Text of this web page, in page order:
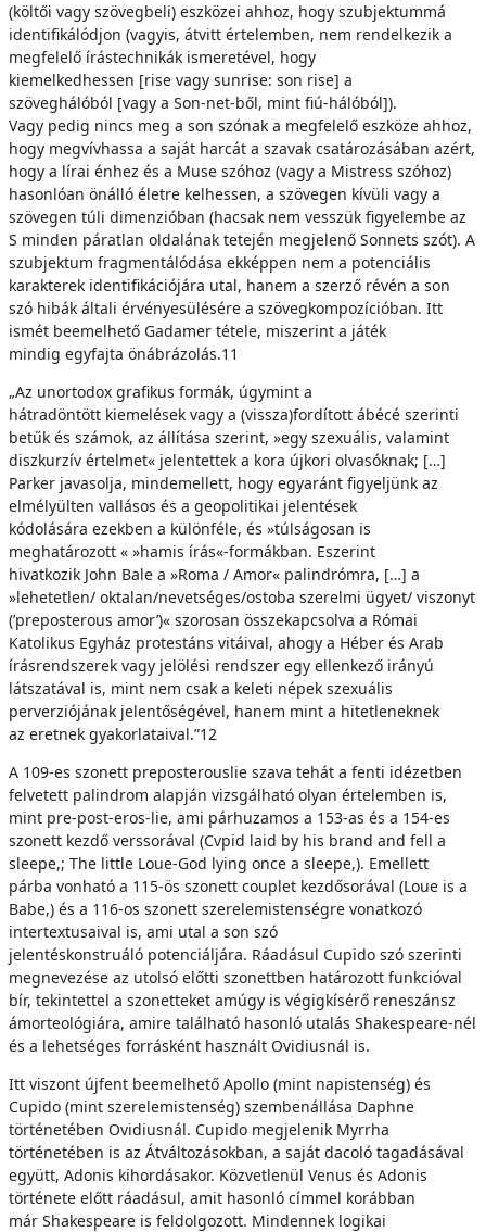
(költői vagy szövegbeli) eszközei ahhoz, hogy szubjektummá
identifikálódjon (vagyis, átvitt értelemben, nem rendelkezik a
megfelelő írástechnikák ismeretével, hogy
kiemelkedhessen [rise vagy sunrise: son rise] a
szöveghálóból [vagy a Son-net-ből, mint fiú-hálóból]).
Vagy pedig nincs meg a son szónak a megfelelő eszköze ahhoz,
hogy megvívhassa a saját harcát a szavak csatározásában azért,
hogy a lírai énhez és a Muse szóhoz (vagy a Mistress szóhoz)
hasonlóan önálló életre kelhessen, a szövegen kívüli vagy a
szövegen túli dimenzióban (hacsak nem vesszük figyelembe az
S minden páratlan oldalának tetején megjelenő Sonnets szót). A
szubjektum fragmentálódása ekképpen nem a potenciális
karakterek identifikációjára utal, hanem a szerző révén a son
szó hibák általi érvényesülésére a szövegkompozícióban. Itt
ismét beemelhető Gadamer tétele, miszerint a játék
mindig egyfajta önábrázolás.11
„Az unortodox grafikus formák, úgymint a
hátradöntött kiemelések vagy a (vissza)fordított ábécé szerinti
betűk és számok, az állítása szerint, »egy szexuális, valamint
diszkurzív értelmet« jelentettek a kora újkori olvasóknak; […]
Parker javasolja, mindemellett, hogy egyaránt figyeljünk az
elmélyülten vallásos és a geopolitikai jelentések
kódolására ezekben a különféle, és »túlságosan is
meghatározott « »hamis írás«-formákban. Eszerint
hivatkozik John Bale a »Roma / Amor« palindrómra, […] a
»lehetetlen/ oktalan/nevetséges/ostoba szerelmi ügyet/ viszonyt
(’preposterous amor’)« szorosan összekapcsolva a Római
Katolikus Egyház protestáns vitáival, ahogy a Héber és Arab
írásrendszerek vagy jelölési rendszer egy ellenkező irányú
látszatával is, mint nem csak a keleti népek szexuális
perverziójának jelentőségével, hanem mint a hitetleneknek
az eretnek gyakorlataival.”12
A 109-es szonett preposterouslie szava tehát a fenti idézetben
felvetett palindrom alapján vizsgálható olyan értelemben is,
mint pre-post-eros-lie, ami párhuzamos a 153-as és a 154-es
szonett kezdő verssorával (Cvpid laid by his brand and fell a
sleepe,; The little Loue-God lying once a sleepe,). Emellett
párba vonható a 115-ös szonett couplet kezdősorával (Loue is a
Babe,) és a 116-os szonett szerelemistenségre vonatkozó
intertextusaival is, ami utal a son szó
jelentéskonstruáló potenciáljára. Ráadásul Cupido szó szerinti
megnevezése az utolsó előtti szonettben határozott funkcióval
bír, tekintettel a szonetteket amúgy is végigkísérő reneszánsz
ámorteológiára, amire található hasonló utalás Shakespeare-nél
és a lehetséges forrásként használt Ovidiusnál is.
Itt viszont újfent beemelhető Apollo (mint napistenség) és
Cupido (mint szerelemistenség) szembenállása Daphne
történetében Ovidiusnál. Cupido megjelenik Myrrha
történetében is az Átváltozásokban, a saját dacoló tagadásával
együtt, Adonis kihordásakor. Közvetlenül Venus és Adonis
története előtt ráadásul, amit hasonló címmel korábban
már Shakespeare is feldolgozott. Mindennek logikai